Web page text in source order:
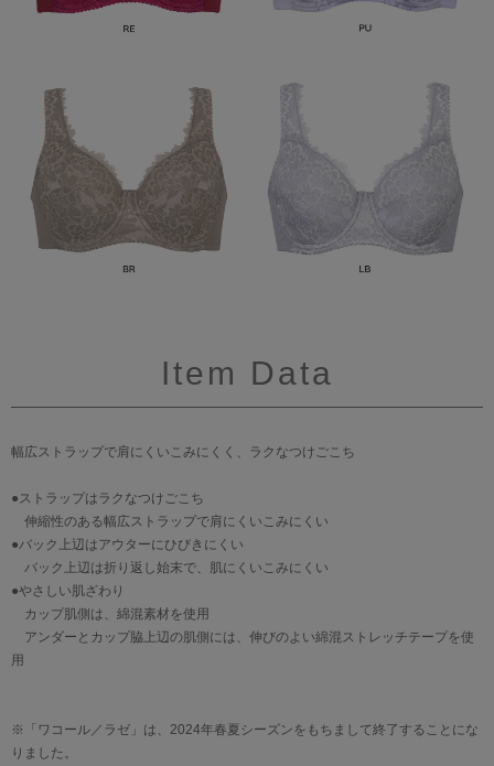
Item Data
幅広ストラップで肩にくいこみにくく、ラクなつけごこち
●ストラップはラクなつけごこち
伸縮性のある幅広ストラップで肩にくいこみにくい
●バック上辺はアウターにひびきにくい
バック上辺は折り返し始末で、肌にくいこみにくい
●やさしい肌ざわり
カップ肌側は、綿混素材を使用
アンダーとカップ脇上辺の肌側には、伸びのよい綿混ストレッチテープを使
用
※「ワコール／ラゼ」は、2024年春夏シーズンをもちまして終了することにな
りました。